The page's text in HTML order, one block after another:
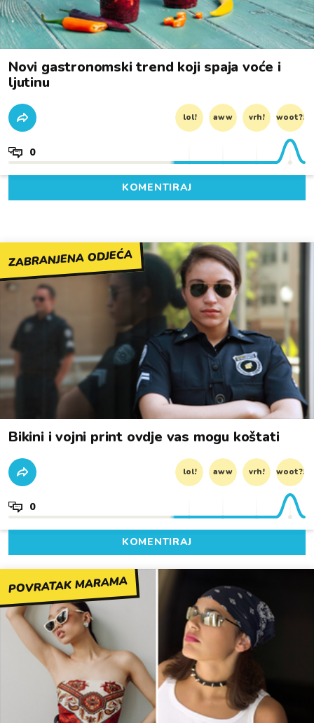
Novi gastronomski trend koji spaja voće i
ljutinu
lol! aww vrh! woot?!
0
KOMENTIRAJ
ZABRANJENA ODJEĆA
Bikini i vojni print ovdje vas mogu koštati
lol! aww vrh! woot?!
0
KOMENTIRAJ
POVRATAK MARAMA